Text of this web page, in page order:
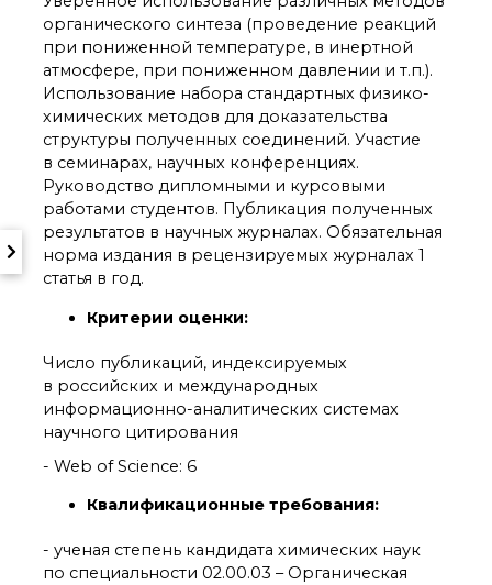
органического синтеза (проведение реакций
при пониженной температуре, в инертной
атмосфере, при пониженном давлении и т.п.).
Использование набора стандартных физико-
химических методов для доказательства
структуры полученных соединений. Участие
в семинарах, научных конференциях.
Руководство дипломными и курсовыми
работами студентов. Публикация полученных
результатов в научных журналах. Обязательная
норма издания в рецензируемых журналах 1
статья в год.
Критерии оценки:
Число публикаций, индексируемых
в российских и международных
информационно-аналитических системах
научного цитирования
- Web of Science: 6
Квалификационные требования:
- ученая степень кандидата химических наук
по специальности 02.00.03 – Органическая